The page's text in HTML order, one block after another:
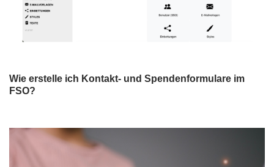
Wie erstelle ich Kontakt- und Spendenformulare im
FSO?